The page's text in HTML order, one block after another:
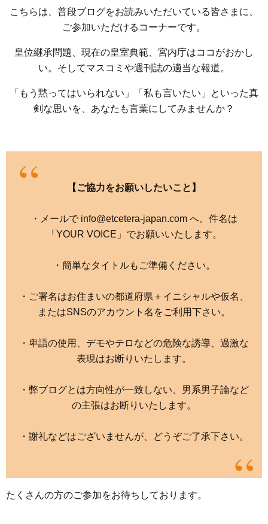
こちらは、普段ブログをお読みいただいている皆さまに、
ご参加いただけるコーナーです。
皇位継承問題、現在の皇室典範、宮内庁はココがおかし
い。そしてマスコミや週刊誌の適当な報道。
「もう黙ってはいられない」「私も言いたい」といった真
剣な思いを、あなたも言葉にしてみませんか？
【ご協力をお願いしたいこと】
・メールで info@etcetera-japan.com へ。件名は
「YOUR VOICE」でお願いいたします。
・簡単なタイトルもご準備ください。
・ご署名はお住まいの都道府県＋イニシャルや仮名、
またはSNSのアカウント名をご利用下さい。
・卑語の使用、デモやテロなどの危険な誘導、過激な
表現はお断りいたします。
・弊ブログとは方向性が一致しない、男系男子論など
の主張はお断りいたします。
・謝礼などはございませんが、どうぞご了承下さい。
たくさんの方のご参加をお待ちしております。